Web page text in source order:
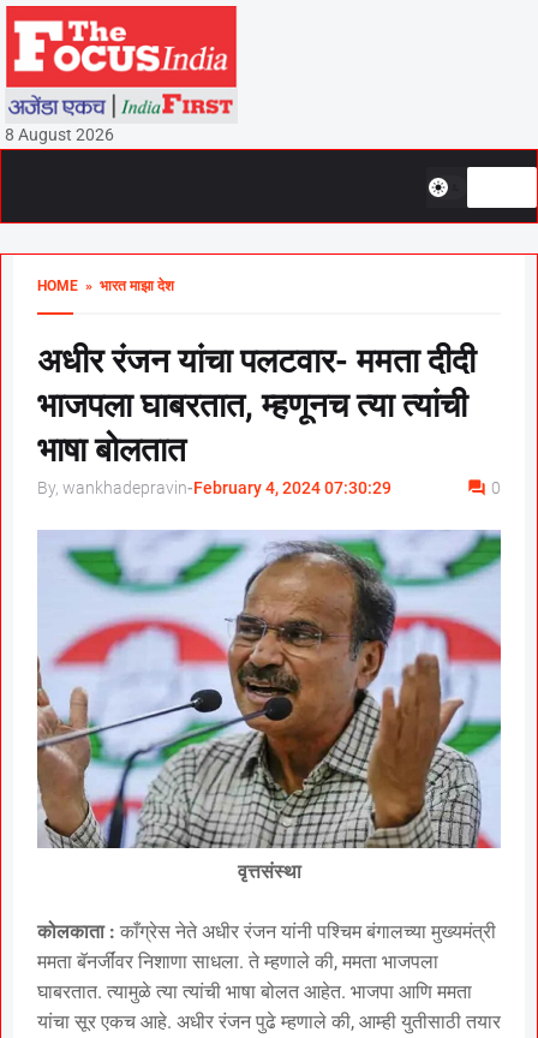
8 August 2026
HOME » भारत माझा देश
अधीर रंजन यांचा पलटवार- ममता दीदी
भाजपला घाबरतात, म्हणूनच त्या त्यांची
भाषा बोलतात
By, wankhadepravin-February 4, 2024 07:30:29 0
वृत्तसंस्था
कोलकाता : काँग्रेस नेते अधीर रंजन यांनी पश्चिम बंगालच्या मुख्यमंत्री
ममता बॅनर्जींवर निशाणा साधला. ते म्हणाले की, ममता भाजपला
घाबरतात. त्यामुळे त्या त्यांची भाषा बोलत आहेत. भाजपा आणि ममता
यांचा सूर एकच आहे. अधीर रंजन पुढे म्हणाले की, आम्ही युतीसाठी तयार